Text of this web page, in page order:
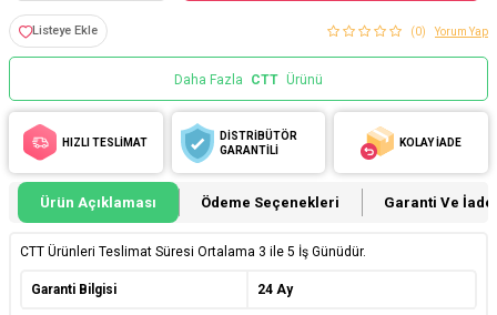
Listeye Ekle (0) Yorum Yap
Daha Fazla CTT Ürünü
HIZLI TESLİMAT
DİSTRİBÜTÖR
GARANTİLİ
KOLAY İADE
Ürün Açıklaması Ödeme Seçenekleri Garanti Ve İade
CTT Ürünleri Teslimat Süresi Ortalama 3 ile 5 İş Günüdür.
Garanti Bilgisi 24 Ay